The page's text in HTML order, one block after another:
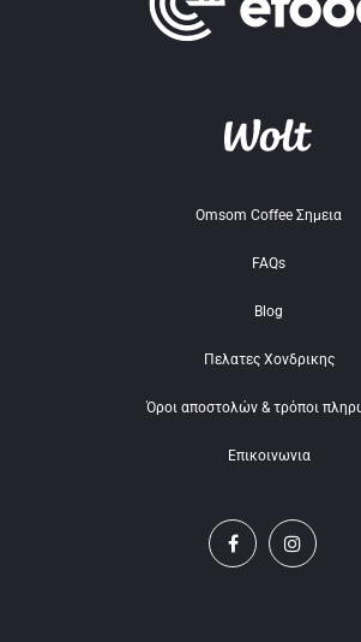
Omsom Coffee Σημεια
FAQs
Blog
Πελατες Χονδρικης
Όροι αποστολών & τρόποι
Επικοινωνια